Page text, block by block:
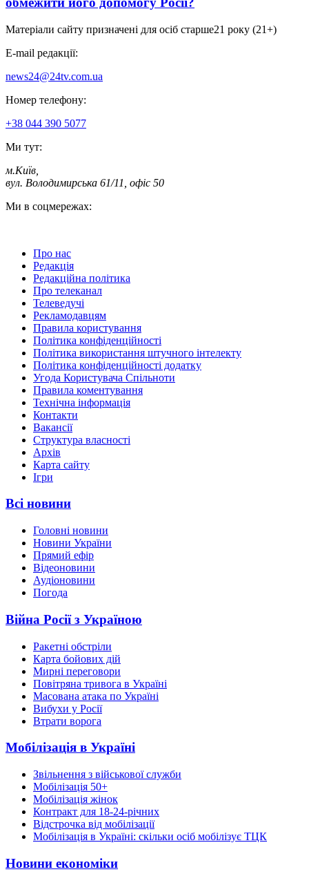
Матеріали сайту призначені для осіб старше21 року (21+)
E-mail редакції:
news24@24tv.com.ua
Номер телефону:
+38 044 390 5077
Ми тут:
м.Київ
вул. Володимирська 61/11, офіс 50
Ми в соцмережах:
Про нас
Редакція
Редакційна політика
Про телеканал
Телеведучі
Рекламодавцям
Правила користування
Політика конфіденційності
Політика використання штучного інтелекту
Політика конфіденційності додатку
Угода Користувача Спільноти
Правила коментування
Технічна інформація
Контакти
Вакансії
Структура власності
Архів
Карта сайту
Ігри
Всі новини
Головні новини
Новини України
Прямий ефір
Відеоновини
Аудіоновини
Погода
Війна Росії з Україною
Ракетні обстріли
Карта бойових дій
Мирні переговори
Повітряна тривога в Україні
Масована атака по Україні
Вибухи у Росії
Втрати ворога
Мобілізація в Україні
Звільнення з військової служби
Мобілізація 50+
Мобілізація жінок
Контракт для 18-24-річних
Відстрочка від мобілізації
Мобілізація в Україні: скільки осіб мобілізує ТЦК
Новини економіки